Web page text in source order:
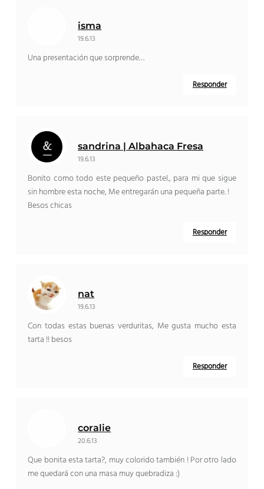
isma
19.6.13
Una presentación que sorprende…
Responder
sandrina | Albahaca Fresa
19.6.13
Bonito como todo este pequeño pastel., para mi que sigue
sin hombre esta noche, Me entregarán una pequeña parte. !
Besos chicas
Responder
nat
19.6.13
Con todas estas buenas verduritas, Me gusta mucho esta
tarta !! besos
Responder
coralie
20.6.13
Que bonita esta tarta?, muy colorido también ! Por otro lado
me quedará con una masa muy quebradiza :)